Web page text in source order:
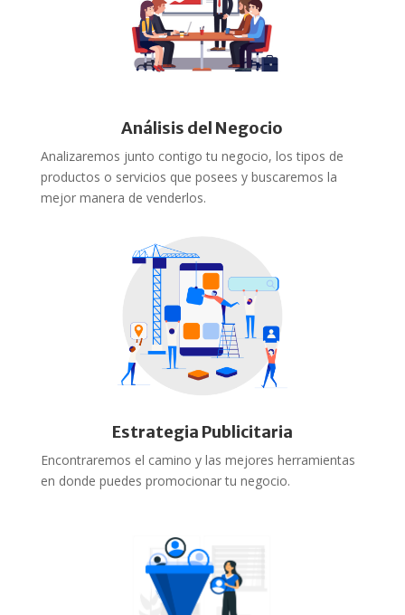
Análisis del Negocio
Analizaremos junto contigo tu negocio, los tipos de
productos o servicios que posees y buscaremos la
mejor manera de venderlos.
Estrategia Publicitaria
Encontraremos el camino y las mejores herramientas
en donde puedes promocionar tu negocio.